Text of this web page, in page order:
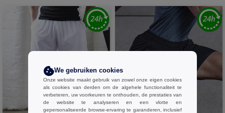
We gebruiken cookies
Onze website maakt gebruik van zowel onze eigen cookies
als cookies van derden om de algehele functionaliteit te
verbeteren, uw voorkeuren te onthouden, de prestaties van
de website te analyseren en een vlotte en
gepersonaliseerde browse-ervaring te garanderen, inclusief